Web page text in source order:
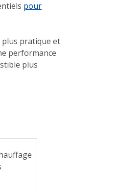
pour
plus pratique et
performance
plus